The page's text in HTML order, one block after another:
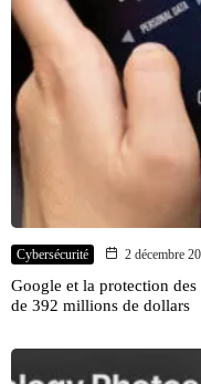
Cybersécurité 2 décembre
Google et la protection
de 392 millions de dollars